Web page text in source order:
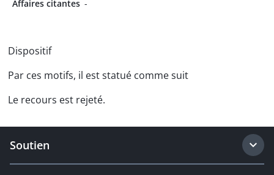
Affaires citantes -
Dispositif
Par ces motifs, il est statué comme suit
Le recours est rejeté.
Soutien